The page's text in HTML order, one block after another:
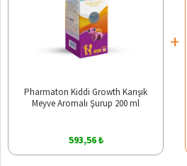
Pharmaton Kiddi Growth Karışık
Meyve Aromalı Şurup 200 ml
593,56 ₺
+